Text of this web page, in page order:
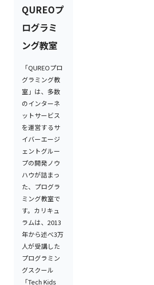
QUREOプ
ログラミ
ング教室
「QUREOプロ
グラミング教
室」は、多数
のインターネ
ットサービス
を運営するサ
イバーエージ
ェントグルー
プの開発ノウ
ハウが詰まっ
た、プログラ
ミング教室で
す。カリキュ
ラムは、2013
年から述べ3万
人が受講した
プログラミン
グスクール
「Tech Kids